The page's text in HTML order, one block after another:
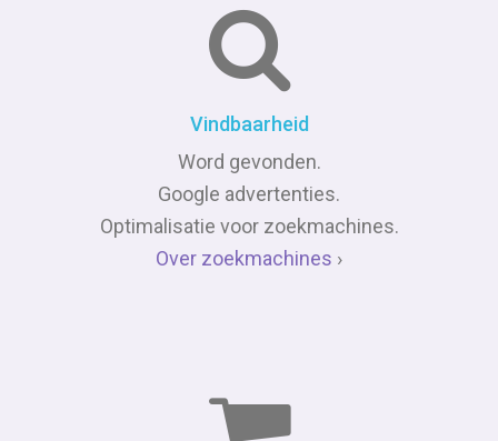
Vindbaarheid
Word gevonden.
Google advertenties.
Optimalisatie voor zoekmachines.
Over zoekmachines ›